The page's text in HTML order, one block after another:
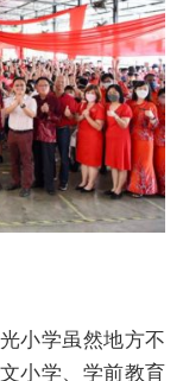
小学虽然地方不
小学、学前教育